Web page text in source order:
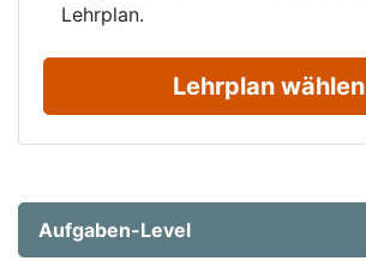
Lehrplan.
Lehrplan wählen
Aufgaben-Level